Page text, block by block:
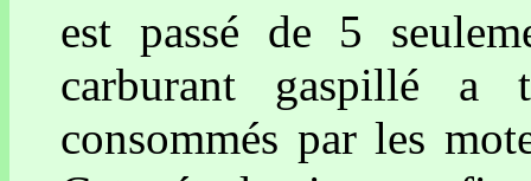
est passé de 5
carburant gaspillé a
consommés par les